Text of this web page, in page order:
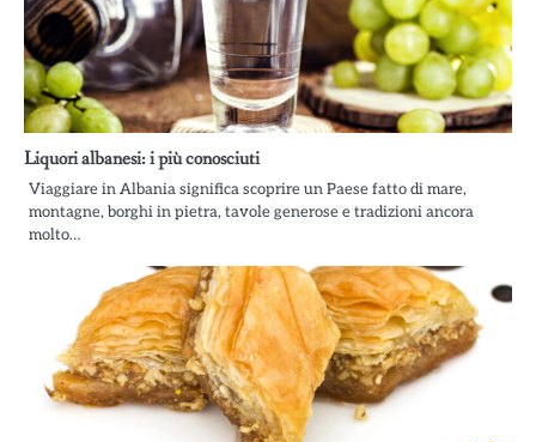
Liquori albanesi: i più conosciuti
Viaggiare in Albania significa scoprire un Paese fatto di mare,
montagne, borghi in pietra, tavole generose e tradizioni ancora
molto…